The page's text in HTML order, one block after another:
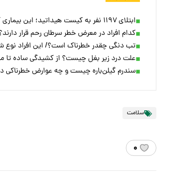
ابتلای ۱۱۹۷ نفر به کیست هیداتید؛ این بیماری کشنده چیست؟
کدام افراد در معرض خطر سرطان رحم قرار
تب دنگی چقدر خطرناک است؟/ این افراد نوع
علت درد زیر بغل چیست؟ از کشیدگی ساده
سندرم گیلن‌باره چیست و چه عوارض خطرناکی
سلامت
۰